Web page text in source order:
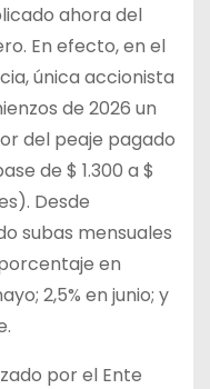
ahora del
En efecto, en el
única accionista
de 2026 un
del peaje pagado
de $ 1.300 a $
Desde
subas mensuales
en
2,5% en junio; y
por el Ente